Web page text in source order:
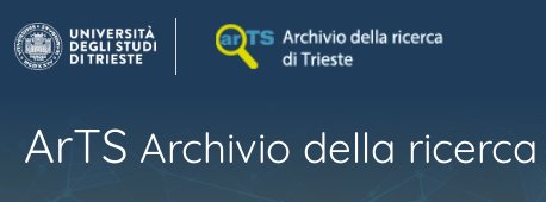
ArTS Archivio della